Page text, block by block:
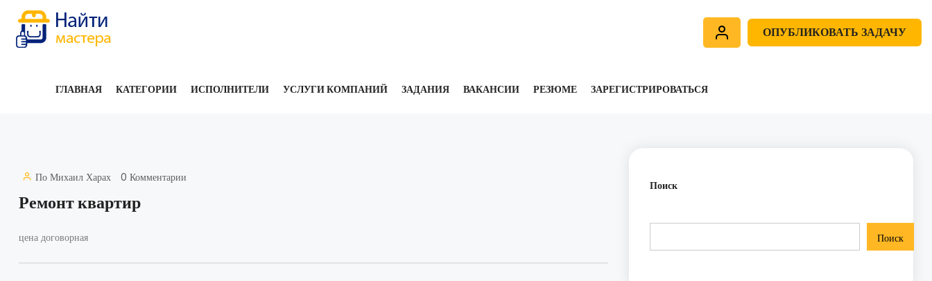
ОПУБЛИКОВАТЬ ЗАДАЧУ
ГЛАВНАЯ КАТЕГОРИИ ИСПОЛНИТЕЛИ УСЛУГИ КОМПАНИЙ ЗАДАНИЯ ВАКАНСИИ РЕЗЮМЕ ЗАРЕГИСТРИРОВАТЬСЯ
По Михаил Харах 0 Комментарии
Ремонт квартир
цена договорная
Поиск
Поиск